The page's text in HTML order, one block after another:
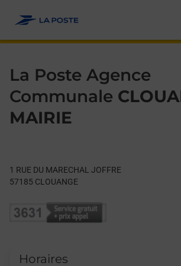
La Poste Agence
Communale
MAIRIE
1 RUE DU MARECHAL JOFFRE
57185 CLOUANGE
Horaires